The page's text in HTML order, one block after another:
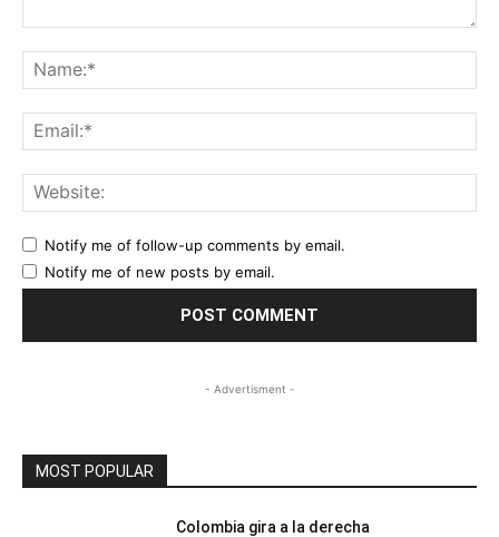
Notify me of follow-up comments by email.
Notify me of new posts by email.
- Advertisment -
MOST POPULAR
Colombia gira a la derecha